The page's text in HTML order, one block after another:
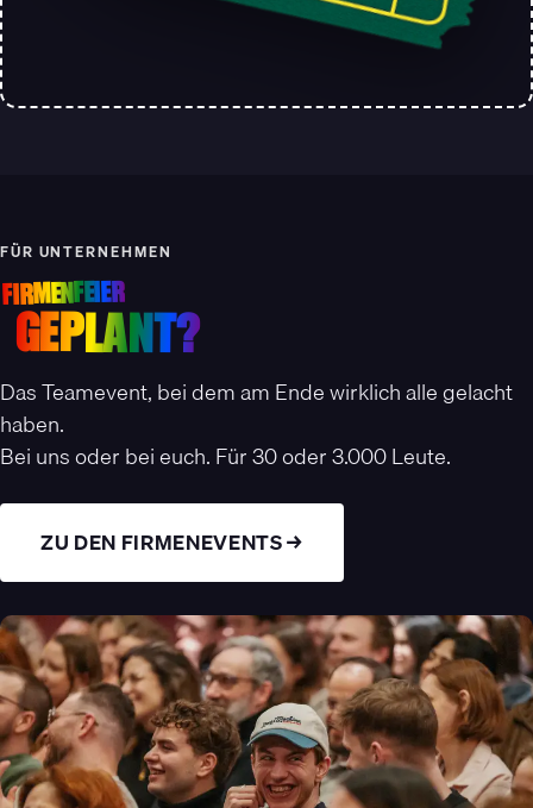
FÜR UNTERNEHMEN
FIRMENFEIER
GEPLANT?
Das Teamevent, bei dem am Ende wirklich alle gelacht
haben.
Bei uns oder bei euch. Für 30 oder 3.000 Leute.
ZU DEN FIRMENEVENTS →